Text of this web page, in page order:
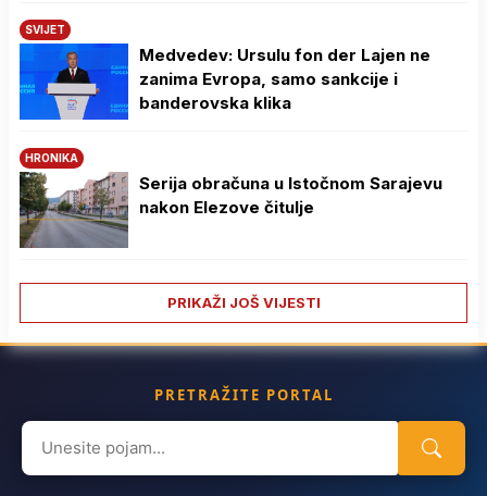
SVIJET
Medvedev: Ursulu fon der Lajen ne
zanima Evropa, samo sankcije i
banderovska klika
HRONIKA
Serija obračuna u Istočnom Sarajevu
nakon Elezove čitulje
PRIKAŽI JOŠ VIJESTI
PRETRAŽITE PORTAL
Search
for: